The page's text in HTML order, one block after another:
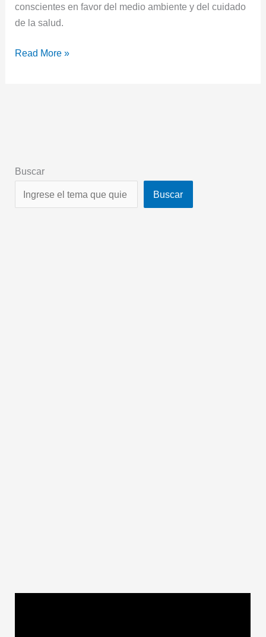
conscientes en favor del medio ambiente y del cuidado
de la salud.
Read More »
Buscar
Buscar